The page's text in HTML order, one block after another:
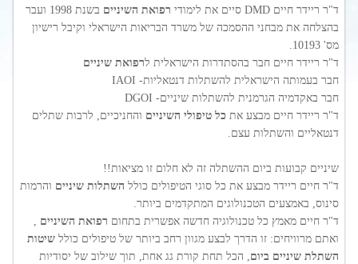
ד"ר ריידר חיים DMD סיים את לימודי
רפואת השיניים
בשנת 1998 ועבר
בהצלחה את מבחני ההסמכה של משרד הבריאות הישראלי וקיבל רישיון
מס' 10193.
ד"ר ריידר חיים חבר בהסתדרות הישראלית לרפואת שיניים
חבר בעמותה הישראלית להשתלות דנטאליות- IAOI
חבר באקדמיה הגרמנית להשתלות שיניים- DGOI
ד"ר ריידר חיים מבצע את כל טיפולי השיניים והחניכיים, לרבות שתלים
דנטאליים והשתלות עצם.
שיניים קבועות ביום ההשתלה זה לא חלום זו מציאות!!
ד"ר חיים ריידר מבצע את כל סוגי הטיפולים כולל השתלות שיניים והרמות
סינוס, באמצעים הטכנולוגים המתקדמים ביותר.
ד"ר חיים מאמץ כל טכנולוגיה חדשה אפשרית בתחום רפואת השיניים ,
ואתם מרוויחים: זו הדרך לבצע מגוון רחב ביותר של טיפולים כולל שיטות
השתלת שיניים ביום, הכל תחת קורת גג אחת, תוך שילוב של יסודיות